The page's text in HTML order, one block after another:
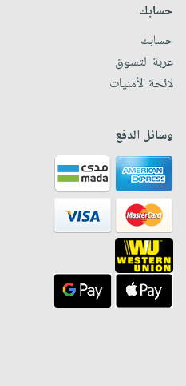
حسابك
حسابك
عربة التسوق
لائحة الأمنيات
وسائل الدفع